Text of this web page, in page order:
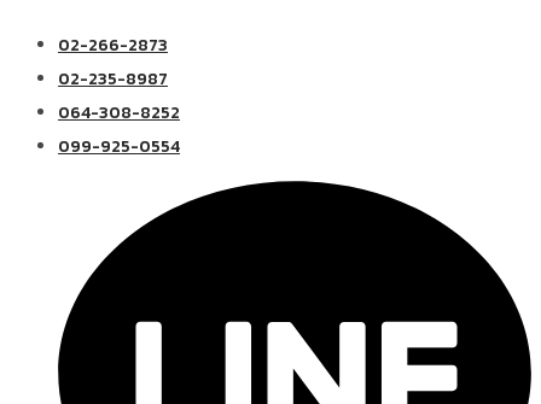
02-266-2873
02-235-8987
064-308-8252
099-925-0554